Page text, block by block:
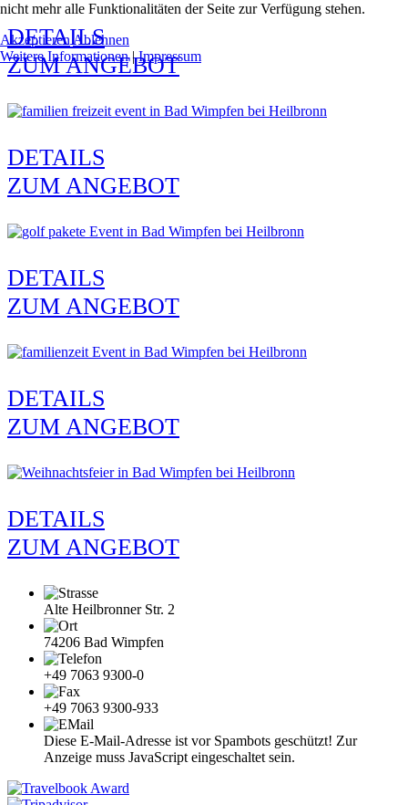
DETAILS
ZUM ANGEBOT
DETAILS
ZUM ANGEBOT
DETAILS
ZUM ANGEBOT
DETAILS
ZUM ANGEBOT
DETAILS
ZUM ANGEBOT
Alte Heilbronner Str. 2
74206 Bad Wimpfen
+49 7063 9300-0
+49 7063 9300-933
Diese E-Mail-Adresse ist vor Spambots geschützt! Zur
Anzeige muss JavaScript eingeschaltet sein.
nicht mehr alle Funktionalitäten der Seite zur Verfügung stehen.
Akzeptieren Ablehnen
Weitere Informationen|Impressum